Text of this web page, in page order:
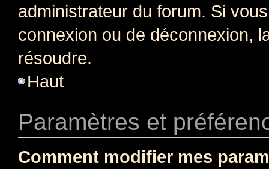
administrateur du forum. Si
connexion ou de déconnexion,
résoudre.
Haut
Paramètres et
Comment modifier mes